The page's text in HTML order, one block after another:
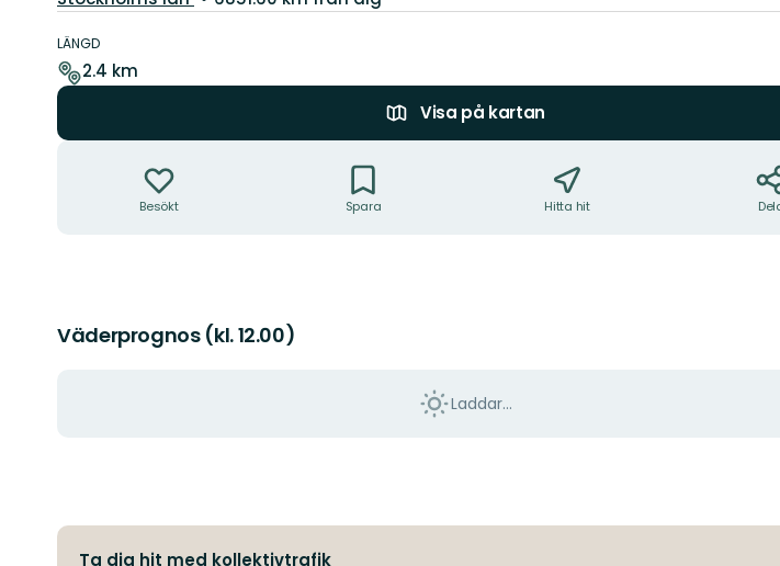
Information
om
leden
LÄNGD
2.4 km
Visa på kartan
Besökt Spara Hitta hit
Väderprognos (kl. 12.00)
Laddar...
Ta dig hit med kollektivtrafik